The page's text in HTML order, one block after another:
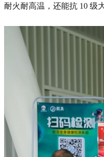
耐火耐高温，还能抗 10 级